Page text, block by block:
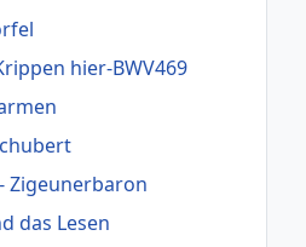
hier-BWV469
Zigeunerbaron
das Lesen